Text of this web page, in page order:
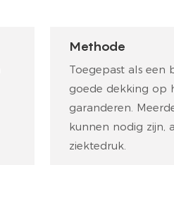
Methode
Toegepast als een
goede dekking op
garanderen.
kunnen nodig zijn,
ziektedruk.